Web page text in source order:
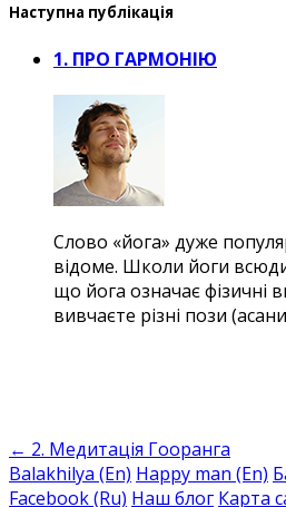
Наступна публікація
1. ПРО ГАРМОНІЮ
Слово «йога» дуже
відоме. Школи йоги
що йога означає фізичні
вивчаєте різні пози
← 2. Медитація Гооранга
Balakhilya (En) Happy man (En)
Facebook (Ru) Наш блог Карта